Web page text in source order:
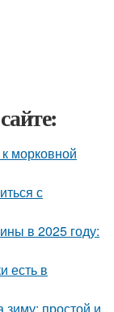
морковной
с
в 2025 году:
есть в